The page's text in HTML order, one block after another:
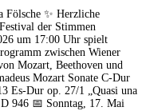
✨ Herzliche
der Stimmen
um 17:00 Uhr spielt
zwischen Wiener
Mozart, Beethoven und
Mozart Sonate C-Dur
Es-Dur op. 27/1 „Quasi una
946 📅 Sonntag, 17. Mai